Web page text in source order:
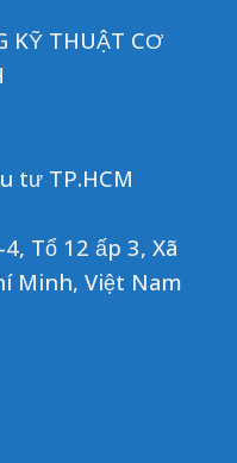
KỸ THUẬT CƠ
tư TP.HCM
Tổ 12 ấp 3, Xã
Minh, Việt Nam